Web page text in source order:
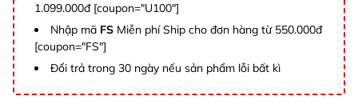
1.099.000đ [coupon="U100"]
Nhập mã FS Miễn phí Ship cho đơn hàng từ 550.000đ
[coupon="FS"]
Đổi trả trong 30 ngày nếu sản phẩm lỗi bất kì